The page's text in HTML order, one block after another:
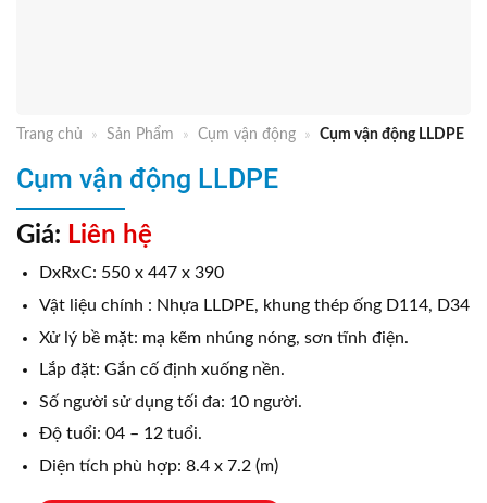
Trang chủ » Sản Phẩm » Cụm vận động » Cụm vận động LLDPE
Cụm vận động LLDPE
Giá: Liên hệ
DxRxC: 550 x 447 x 390
Vật liệu chính : Nhựa LLDPE, khung thép ống D114, D34
Xử lý bề mặt: mạ kẽm nhúng nóng, sơn tĩnh điện.
Lắp đặt: Gắn cố định xuống nền.
Số người sử dụng tối đa: 10 người.
Độ tuổi: 04 – 12 tuổi.
Diện tích phù hợp: 8.4 x 7.2 (m)